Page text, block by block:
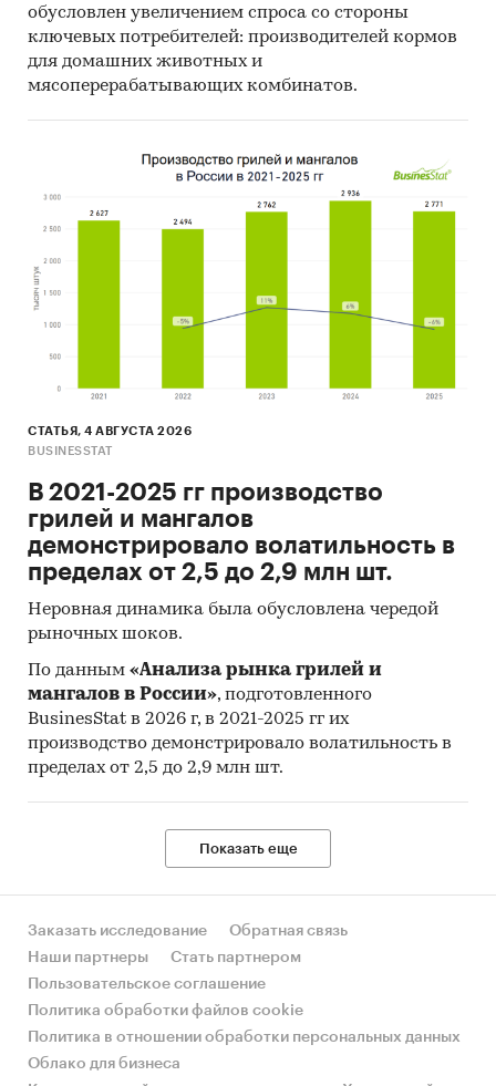
обусловлен увеличением спроса со стороны
ключевых потребителей: производителей кормов
для домашних животных и
мясоперерабатывающих комбинатов.
СТАТЬЯ, 4 АВГУСТА 2026
BUSINESSTAT
В 2021-2025 гг производство
грилей и мангалов
демонстрировало волатильность в
пределах от 2,5 до 2,9 млн шт.
Неровная динамика была обусловлена чередой
рыночных шоков.
По данным «Анализа рынка грилей и
мангалов в России», подготовленного
BusinesStat в 2026 г, в 2021-2025 гг их
производство демонстрировало волатильность в
пределах от 2,5 до 2,9 млн шт.
Показать еще
Заказать исследование
Обратная связь
Наши партнеры
Стать партнером
Пользовательское соглашение
Политика обработки файлов cookie
Политика в отношении обработки персональных данных
Облако для бизнеса